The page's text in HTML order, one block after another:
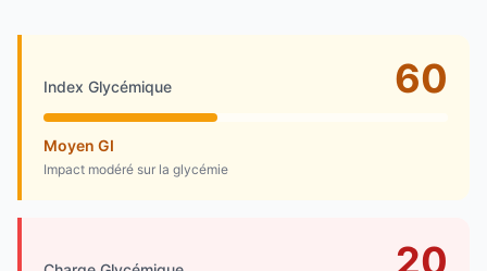
Index Glycémique 60
Moyen GI
Impact modéré sur la glycémie
20